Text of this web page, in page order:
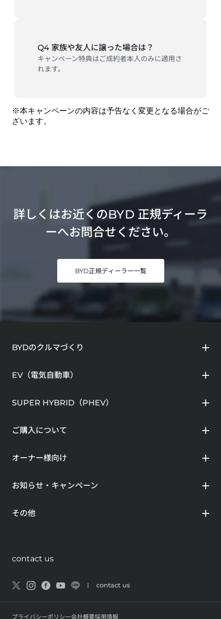
Q4 家族や友人に譲った場合は？
キャンペーン特典はご成約者本人のみに適用さ
れます。
※本キャンペーンの内容は予告なく変更となる場合がご
ざいます。
詳しくはお近くのBYD 正規ディーラ
ーへお問合せください。
BYD正規ディーラー一覧
BYDのクルマづくり
EV（電気自動車）
SUPER HYBRID（PHEV）
ご購入について
オーナー様向け
お知らせ・キャンペーン
その他
contact us
contact us
プライバシーポリシー会社概要採用情報